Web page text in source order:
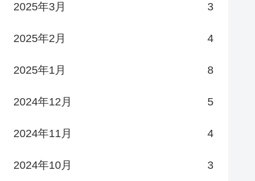
2025年3月 3
2025年2月 4
2025年1月 8
2024年12月 5
2024年11月 4
2024年10月 3